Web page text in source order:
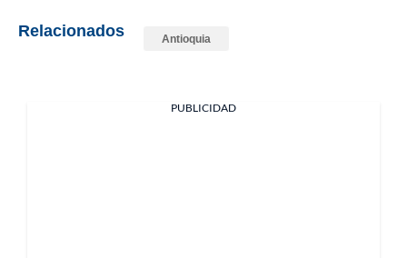
Relacionados Antioquia
PUBLICIDAD